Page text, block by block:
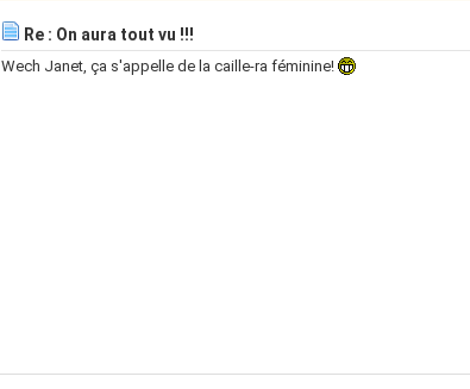
Re : On aura tout vu !!!
Wech Janet, ça s'appelle de la caille-ra féminine!